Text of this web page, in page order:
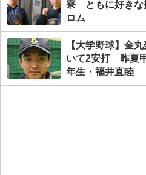
寮 ともに好きな
ロム
【大学野球】金
いて2安打 昨夏
年生・福井直睦